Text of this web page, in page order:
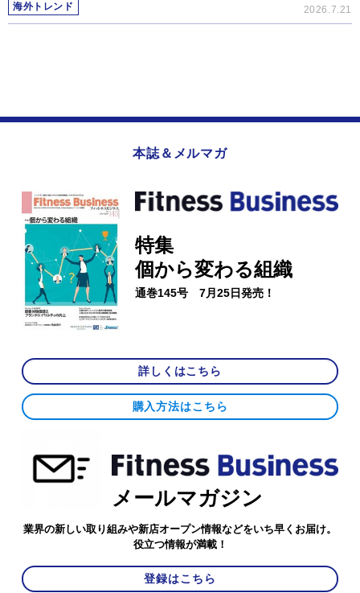
海外トレンド 2026.7.21
本誌＆メルマガ
特集
個から変わる組織
通巻145号 7月25日発売！
詳しくはこちら
購入方法はこちら
メールマガジン
業界の新しい取り組みや新店オープン情報などをいち早くお届け。
役立つ情報が満載！
登録はこちら